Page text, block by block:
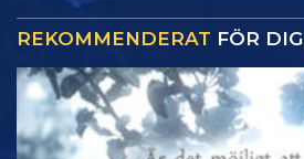
REKOMMENDERAT FÖR DIG